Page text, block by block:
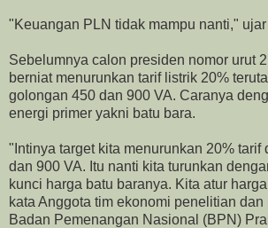
"Keuangan PLN tidak mampu nanti,"
Sebelumnya calon presiden nomor urut
berniat menurunkan tarif listrik 20%
golongan 450 dan 900 VA. Caranya
energi primer yakni batu bara.
"Intinya target kita menurunkan 20% tarif
dan 900 VA. Itu nanti kita turunkan
kunci harga batu baranya. Kita atur
kata Anggota tim ekonomi penelitian
Badan Pemenangan Nasional (BPN)